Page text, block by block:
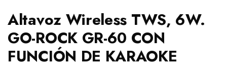
Altavoz Wireless TWS, 6W.
GO-ROCK GR-60 CON
FUNCIÓN DE KARAOKE